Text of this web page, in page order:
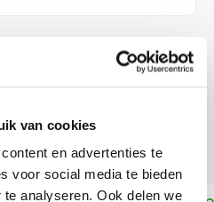
van cookies
en advertenties te
voor social media te bieden
analyseren. Ook delen we
voorbedrukt patroon.